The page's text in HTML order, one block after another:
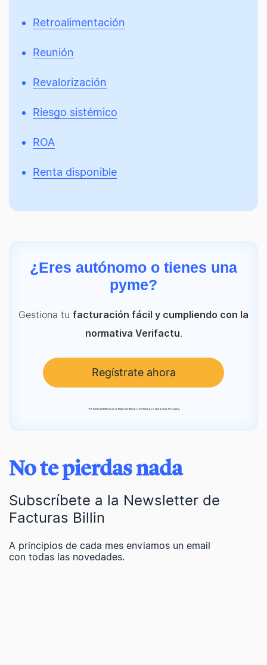
Retroalimentación
Reunión
Revalorización
Riesgo sistémico
ROA
Renta disponible
¿Eres autónomo o tienes una
pyme?
Gestiona tu facturación fácil y cumpliendo con la
normativa Verifactu.
Regístrate ahora
*TS Facturas Billin es un software certificado Verifactu por la Agencia Tributaria.
No te pierdas nada
Subscríbete a la Newsletter de
Facturas Billin
A principios de cada mes enviamos un email
con todas las novedades.